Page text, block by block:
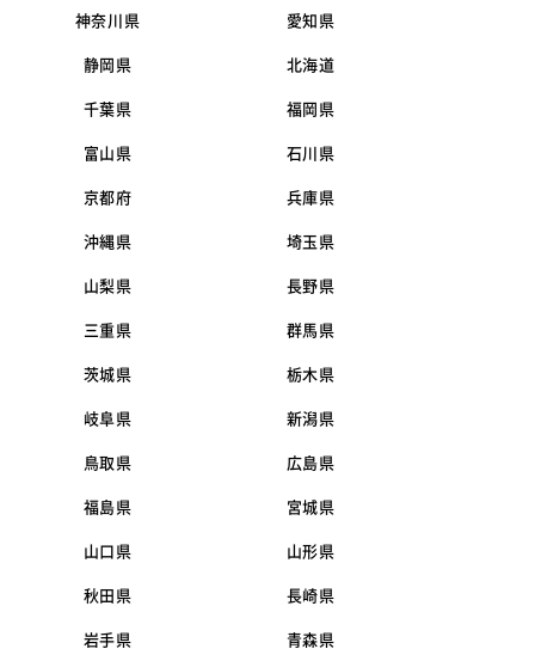
神奈川県 愛知県
静岡県 北海道
千葉県 福岡県
富山県 石川県
京都府 兵庫県
沖縄県 埼玉県
山梨県 長野県
三重県 群馬県
茨城県 栃木県
岐阜県 新潟県
鳥取県 広島県
福島県 宮城県
山口県 山形県
秋田県 長崎県
岩手県 青森県